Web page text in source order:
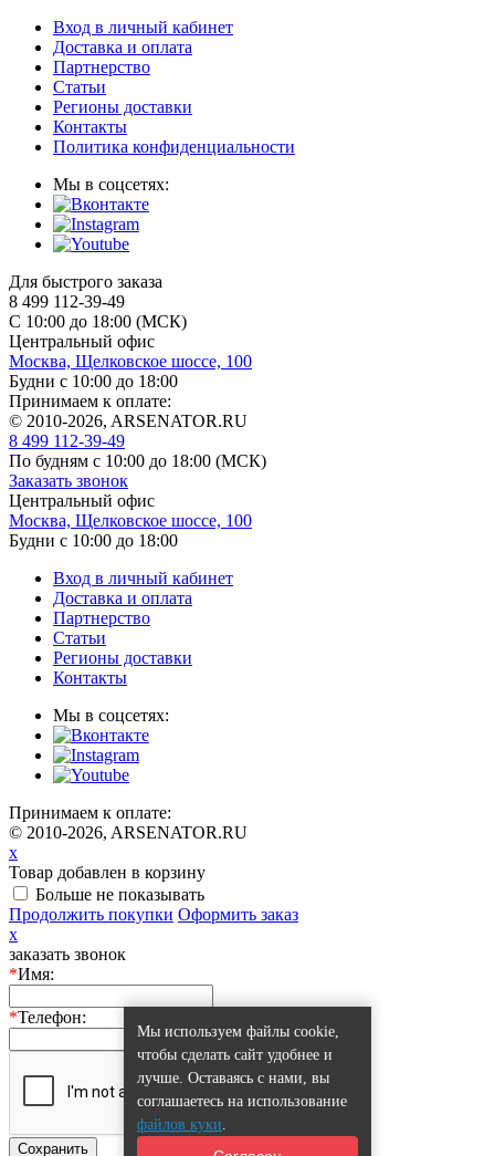
Мы используем файлы cookie,
чтобы сделать сайт удобнее и
лучше. Оставаясь с нами, вы
соглашаетесь на использование
файлов куки.
Вход в личный кабинет
Доставка и оплата
Партнерство
Статьи
Регионы доставки
Контакты
Политика конфиденциальности
Мы в соцсетях:
Для быстрого заказа
8 499 112-39-49
С 10:00 до 18:00 (МСК)
Центральный офис
Москва, Щелковское шоссе, 100
Будни с 10:00 до 18:00
Принимаем к оплате:
© 2010-2026, ARSENATOR.RU
8 499 112-39-49
По будням с 10:00 до 18:00 (МСК)
Заказать звонок
Центральный офис
Москва, Щелковское шоссе, 100
Будни с 10:00 до 18:00
Вход в личный кабинет
Доставка и оплата
Партнерство
Статьи
Регионы доставки
Контакты
Мы в соцсетях:
Принимаем к оплате:
© 2010-2026, ARSENATOR.RU
x
Товар добавлен в корзину
Больше не показывать
Продолжить покупки Оформить заказ
x
заказать звонок
*Имя:
*Телефон:
Сохранить